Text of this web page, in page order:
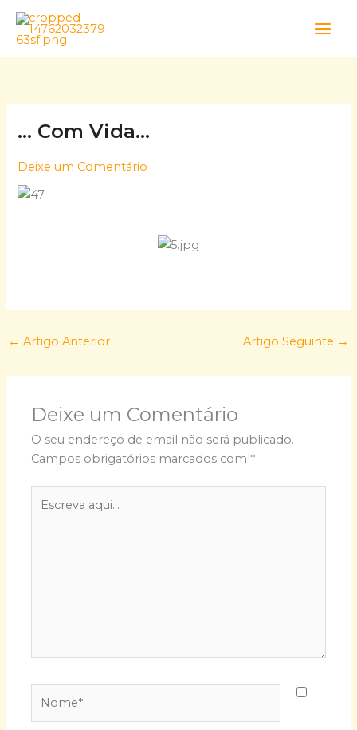
Skip
content
… Com Vida…
Deixe um Comentário
← Artigo Anterior Artigo Seguinte →
Deixe um Comentário
O seu endereço de email não será publicado.
Campos obrigatórios marcados com *
aqui...